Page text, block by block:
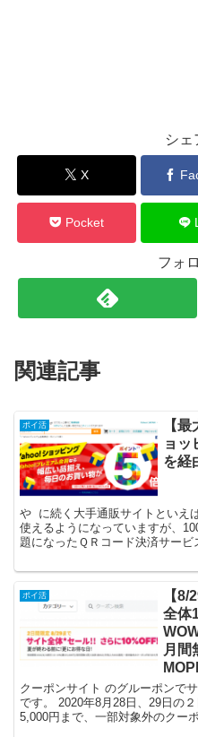
シェ
X
Pocket
フォ
関連記事
ポイ活
【
ョッ
を経
や に続く大手通販サイトといえ
使えるようになっていますが、
題になったＱＲコード決済サー
ポイ活
【
全体
月間
クーポンサイト のグルーポンで
です。 2020年8月28日、29日の
5,000円まで、一部対象外のクー